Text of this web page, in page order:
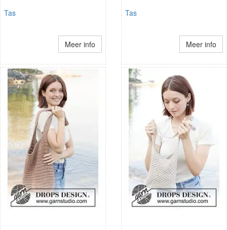
Tas
Meer info
Tas
Meer info